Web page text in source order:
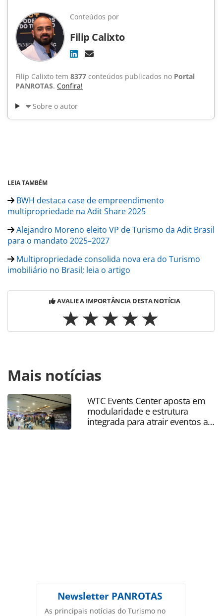
Conteúdos por
Filip Calixto
Filip Calixto tem 8377 conteúdos publicados no Portal
PANROTAS. Confira!
Sobre o autor
LEIA TAMBÉM
BWH destaca case de empreendimento
multipropriedade na Adit Share 2025
Alejandro Moreno eleito VP de Turismo da Adit Brasil
para o mandato 2025–2027
Multipropriedade consolida nova era do Turismo
imobiliário no Brasil; leia o artigo
AVALIE A IMPORTÂNCIA DESTA NOTÍCIA
https://www.panrotas.com.br/hotelaria/eventos/2026/05/
share-2026-debate-maturidade-da-propriedade-
compartilhada-no-brasil_228375.html ou as ferramentas
oferecidas na página. Todo o conteúdo produzido pela
PANROTAS Editora é protegido pela legislação brasileira
sobre direito autoral. Não reproduza o conteúdo sem
Mais notícias
WTC Events Center aposta em
modularidade e estrutura
integrada para atrair eventos a
Newsletter PANROTAS
As principais notícias do Turismo no